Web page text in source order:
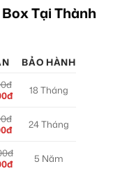
Tại Thành
BẢO HÀNH
18 Tháng
24 Tháng
5 Năm